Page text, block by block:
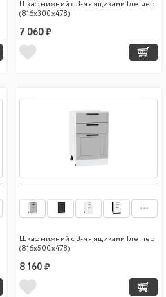
Шкаф нижний с 3-мя ящиками Глетчер
(816х300х478)
7 060 ₽
Шкаф нижний с 3-мя ящиками Глетчер
(816х500х478)
8 160 ₽